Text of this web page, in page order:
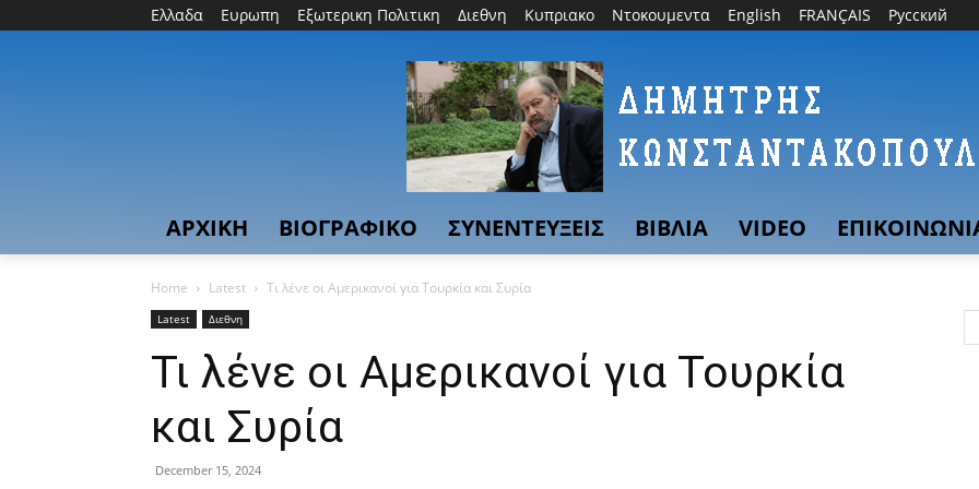
Ελλαδα Ευρωπη Εξωτερικη Πολιτικη Διεθνη Κυπριακο Ντοκουμεντα English FRANÇAIS Русский
ΑΡΧΙΚΗ ΒΙΟΓΡΑΦΙΚΟ ΣΥΝΕΝΤΕΥΞΕΙΣ ΒΙΒΛΙΑ VIDEO
Home Latest Τι λένε οι Αμερικανοί για Τουρκία και Συρία
Latest Διεθνη
Τι λένε οι Αμερικανοί για Τουρκία
και Συρία
December 15, 2024